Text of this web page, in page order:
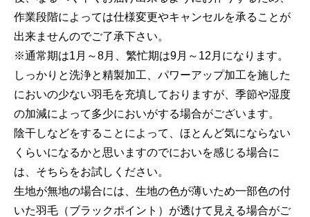
作業段階によっては仕様変更やキャンセルを承ることが
出来ませんのでご了承下さい。
※通常期は1月～8月、繁忙期は9月～12月になります。
しっかりと洗浄と精製加工、パワーアップ加工を施した
においの少ない羽毛を充填しておりますが、季節や湿度
の加減によって多少においがする場合がございます。
陰干しなどをすることによって、ほとんど気にならない
くらいになるかと思いますのでにおいを感じる場合に
は、そちらをお試しください。
生地が無地の場合には、生地の色が薄いため一部色の付
いた羽毛（ブラックポイント）が透けて見える場合がご